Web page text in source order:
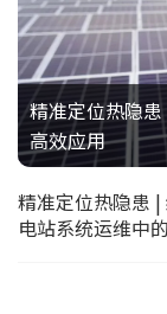
精准定位热隐
高效应用
精准定位热隐患
电站系统运维中